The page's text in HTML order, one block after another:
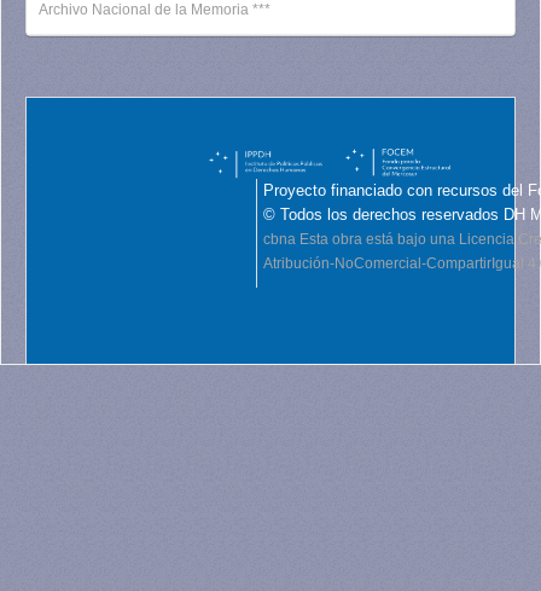
Archivo Nacional de la Memoria ***
Proyecto financiado con recursos del
© Todos los derechos reservados DH
cbna Esta obra está bajo una Licencia
Atribución-NoComercial-CompartirIgual